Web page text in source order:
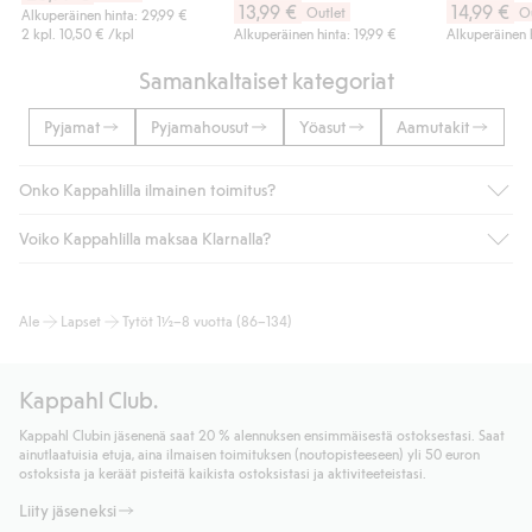
Alkuperäinen hinta: 29,99 €
2 kpl. 10,50 € /kpl
13,99 €
Outlet
Alkuperäinen hinta: 19,99 €
14,99 €
Alkuperäinen
Samankaltaiset kategoriat
Pyjamat Pyjamahousut Yöasut Aamutakit
Onko Kappahlilla ilmainen toimitus?
Jos olet Kappahl Clubin jäsen, saat aina ilmaisen toimituksen
kotiinkuljetusta). Toimituskulut poistuvat automaattisesti, kun
noutopisteeseen tai pakettiautomaattiin ja PostNordin
kotiinkuljetuksella 6,99 €, riippumatta ostosummasta.
Lue lisää
Voiko Kappahlilla maksaa Klarnalla?
maksutavat, kuten laskun, sekä muita maksuvaihtoehtoja.
Lisätietoja Klarnan maksuehdoista
Lue lisää
Ale Lapset Tytöt 1½–8 vuotta (86–134)
Kappahl Club.
Kappahl Clubin jäsenenä saat 20 % alennuksen ensimmäisestä ostoksestasi. Saat
ainutlaatuisia etuja, aina ilmaisen toimituksen (noutopisteeseen) yli 50 euron
ostoksista ja keräät pisteitä kaikista ostoksistasi ja aktiviteeteistasi.
Liity jäseneksi